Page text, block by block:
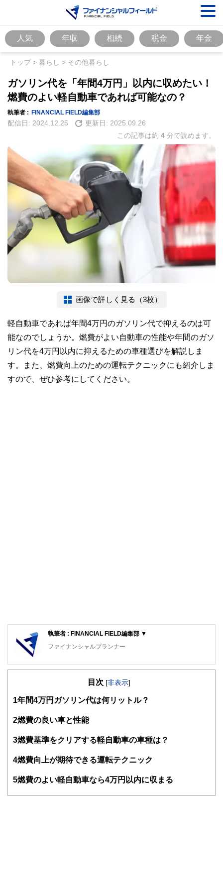
人気 年収 相続 税金 年金
トップ> 暮らし > その他暮らし
ガソリン代を「年間4万円」以内に収めたい！
燃費のよい軽自動車であれば可能なの？
執筆者 : FINANCIAL FIELD編集部
配信日: 2024.12.25 更新日: 2025.09.26
この記事は約 4 分で読めます。
画像で詳しく見る（3枚）
軽自動車であれば年間4万円のガソリン代で抑えるのは可
能なのでしょうか。燃費がよい自動車の性能や年間のガソ
リン代を4万円以内に抑えるための車種選びを解説しま
す。また、燃費向上のための運転テクニックにも紹介しま
すので、ぜひ参考にしてください。
執筆者 : FINANCIAL FIELD編集部 ▼
ファイナンシャルプランナー
FinancialField編集部は、金融、経済に関する記事を、日々
知識がない方でも理解できるようわかりやすく発信していま
得者を中心に「お金や暮らし」に関する書籍・雑誌の編集経
験者で構成され、企画立案から記事掲載まですべての工程に
護士、税理士、宅地建物取引士、相続診断士、住宅ローンア
士、行政書士、投資アナリスト、キャリアコンサルタントな
かしく感じられる年金や税金、相続、保険、ローンなどの話
目次 [非表示]
1 年間4万円ガソリン代は何リットル？
2燃費の良い車と性能
3燃費基準をクリアする軽自動車の車種は？
4燃費向上が期待できる運転テクニック
5燃費のよい軽自動車なら4万円以内に収まる